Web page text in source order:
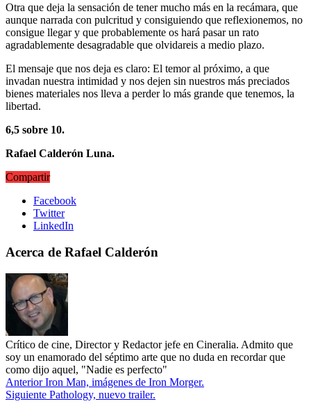
Otra que deja la sensación de tener mucho más en la recámara, que
aunque narrada con pulcritud y consiguiendo que reflexionemos, no
consigue llegar y que probablemente os hará pasar un rato
agradablemente desagradable que olvidareis a medio plazo.
El mensaje que nos deja es claro: El temor al próximo, a que
invadan nuestra intimidad y nos dejen sin nuestros más preciados
bienes materiales nos lleva a perder lo más grande que tenemos, la
libertad.
6,5 sobre 10.
Rafael Calderón Luna.
Compartir
Facebook
Twitter
LinkedIn
Acerca de Rafael Calderón
Crítico de cine, Director y Redactor jefe en Cineralia. Admito que
soy un enamorado del séptimo arte que no duda en recordar que
como dijo aquel, "Nadie es perfecto"
AnteriorIron Man, imágenes de Iron Morger.
Siguiente Pathology, nuevo trailer.